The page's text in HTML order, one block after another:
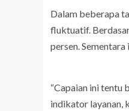
Dalam beberapa
fluktuatif.
persen.
“Capaian ini tentu
indikator layanan,